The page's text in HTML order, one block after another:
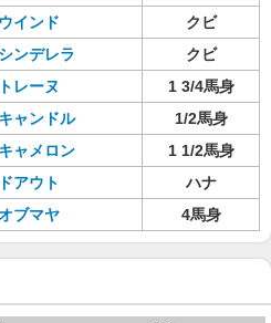
インド
クビ
ンデレラ
クビ
レーヌ
1 3/4馬身
ャンドル
1/2馬身
ャメロン
1 1/2馬身
アウト
ハナ
ブマヤ 4馬身